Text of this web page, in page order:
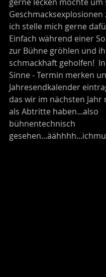
Geschmacksexplosionen
ich stelle mich gerne
Einfach während einer
zur Bühne gröhlen und
schmackhaft geholfen!
Sinne - Termin merken
Jahresendkalender
das wir im nächsten Jahr
als Abtritte haben...also
bühnentechnisch